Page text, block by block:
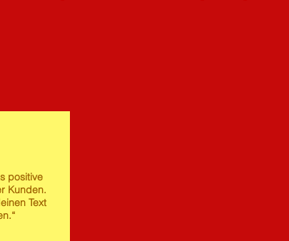
positive
Kunden.
Text